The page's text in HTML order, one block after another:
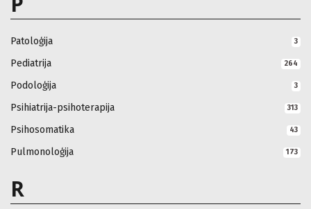
Patoloģija 3
Pediatrija 264
Podoloģija 3
Psihiatrija-psihoterapija 313
Psihosomatika 43
Pulmonoloģija 173
R